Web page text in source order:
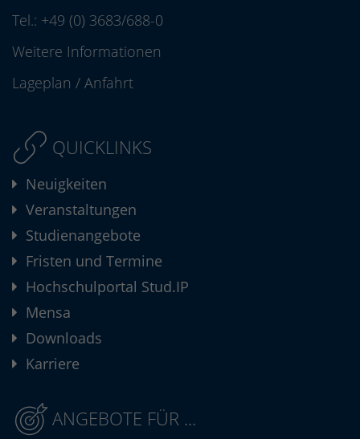
Tel.: +49 (0) 3683/688-0
Weitere Informationen
Lageplan / Anfahrt
QUICKLINKS
Neuigkeiten
Veranstaltungen
Studienangebote
Fristen und Termine
Hochschulportal Stud.IP
Mensa
Downloads
Karriere
ANGEBOTE FÜR ...